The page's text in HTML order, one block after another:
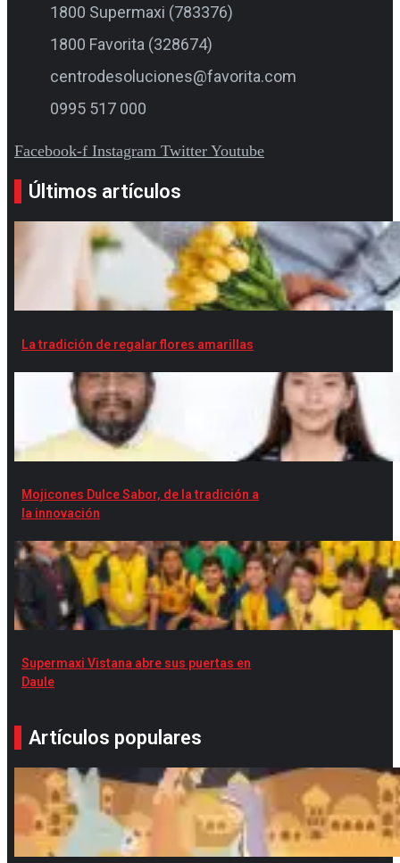
1800 Supermaxi (783376)
1800 Favorita (328674)
centrodesoluciones@favorita.com
0995 517 000
Facebook-f Instagram Twitter Youtube
Últimos artículos
La tradición de regalar flores amarillas
Mojicones Dulce Sabor, de la tradición a
la innovación
Supermaxi Vistana abre sus puertas en
Daule
Artículos populares